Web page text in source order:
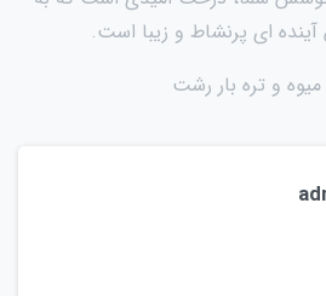
ای پرنشاط و زیبا است.
میوه و تره بار رشت